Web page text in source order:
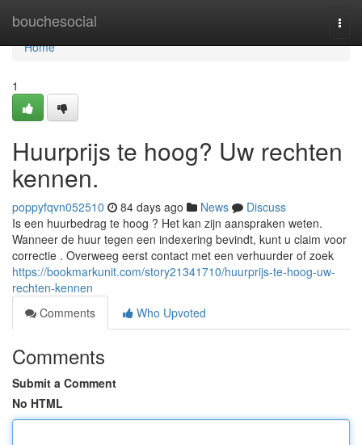
bouchesocial
Home
Home
1
Huurprijs te hoog? Uw rechten
kennen.
poppyfqvn052510 84 days ago News
Discuss
Is een huurbedrag te hoog ? Het kan zijn aanspraken weten.
Wanneer de huur tegen een indexering bevindt, kunt u claim voor
correctie . Overweeg eerst contact met een verhuurder of zoek
https://bookmarkunit.com/story21341710/huurprijs-te-hoog-uw-
rechten-kennen
Comments
Who Upvoted
Comments
Submit a Comment
No HTML